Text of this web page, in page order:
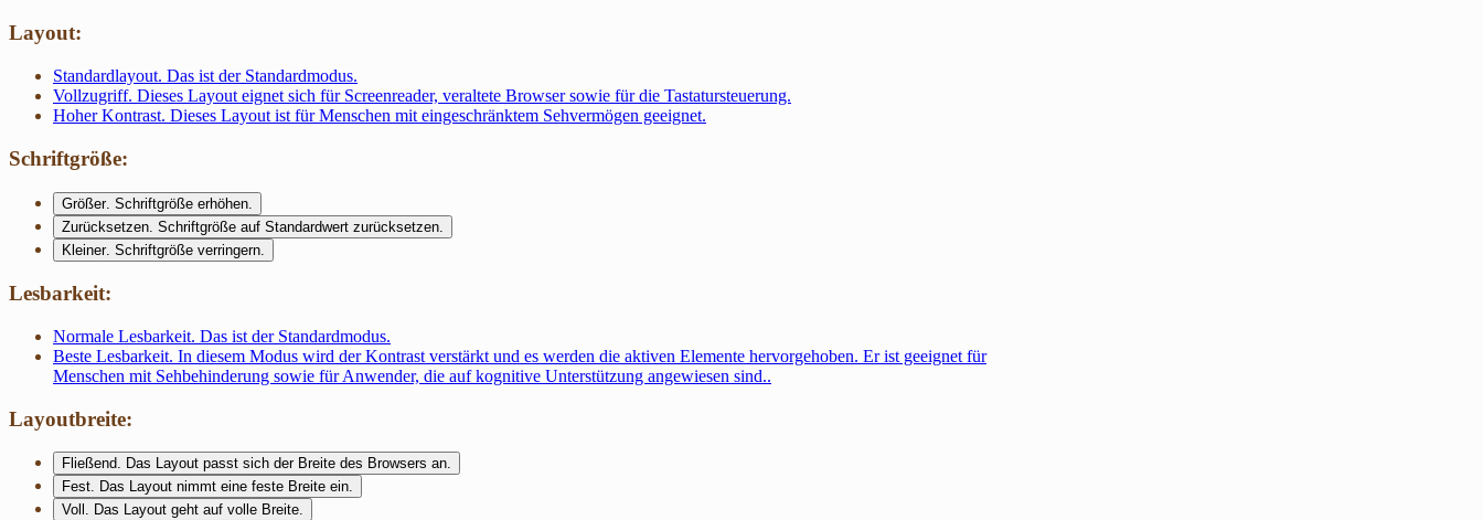
Layout:
Standardlayout. Das ist der Standardmodus.
Vollzugriff. Dieses Layout eignet sich für Screenreader, veraltete Browser sowie für die Tastatursteuerung.
Hoher Kontrast. Dieses Layout ist für Menschen mit eingeschränktem Sehvermögen geeignet.
Schriftgröße:
Größer. Schriftgröße erhöhen.
Zurücksetzen . Schriftgröße auf Standardwert zurücksetzen.
Kleiner. Schriftgröße verringern.
Lesbarkeit:
Normale Lesbarkeit. Das ist der Standardmodus.
Beste Lesbarkeit. In diesem Modus wird der Kontrast verstärkt und es werden die aktiven Elemente hervorgehoben. Er ist geeignet für
Menschen mit Sehbehinderung sowie für Anwender, die auf kognitive Unterstützung angewiesen sind..
Layoutbreite:
Fließend. Das Layout passt sich der Breite des Browsers an.
Fest. Das Layout nimmt eine feste Breite ein.
Voll . Das Layout geht auf volle Breite.